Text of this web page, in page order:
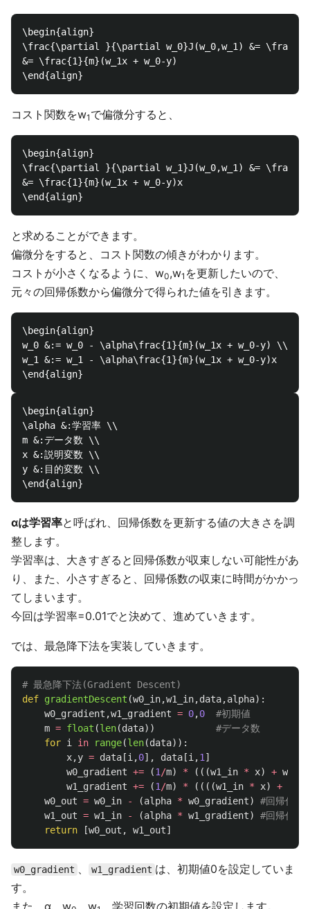
\begin{align}
\frac{\partial }{\partial w_0}J(w_0,w_1) &=
&= \frac{1}{m}(w_1x + w_0-y)
コスト関数をw1 で偏微分すると、
\begin{align}
\frac{\partial }{\partial w_1}J(w_0,w_1) &=
&= \frac{1}{m}(w_1x + w_0-y)x
と求めることができます。
偏微分をすると、コスト関数の傾きがわかります。
コストが小さくなるように、w0,w1 を更新したいので、
元々の回帰係数から偏微分で得られた値を引きます。
\begin{align}
w_0 &:= w_0 - \alpha\frac{1}{m}(w_1x + w_0-y) \\
w_1 &:= w_1 - \alpha\frac{1}{m}(w_1x + w_0-y)x
\begin{align}
\alpha &:学習率 \\
m &:データ数 \\
x &:説明変数 \\
y &:目的変数 \\
αは学習率と呼ばれ、回帰係数を更新する値の大きさを調
整します。
学習率は、大きすぎると回帰係数が収束しない可能性があ
り、また、小さすぎると、回帰係数の収束に時間がかかっ
てしまいます。
今回は学習率=0.01でと決めて、進めていきます。
では、最急降下法を実装していきます。
def gradientDescent (w0_in,w1_in,data,alpha):
w0_gradient ,w1_gradient = 0,0
m = float (len(data))
for i in range(len(data)):
x,y = data [i ,0], data [i ,1 ]
w0_gradient += (1 /m) * (((w1_in * x) + w0_in
w1_gradient += (1 /m) * ((((w1_in * x) +
w0_out = w0_in - (alpha * w0_gradient)
w1_out = w1_in - (alpha * w1_gradient)
return
[w0_out , w1_out]
w0_gradient 、 w1_gradient は、初期値0を設定していま
す。